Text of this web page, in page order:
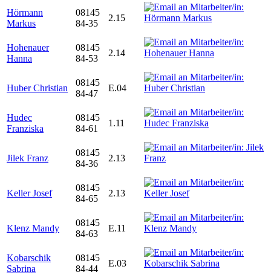
Hörmann
Markus
08145
84-35
2.15
Hohenauer
Hanna
08145
84-53
2.14
Huber Christian
08145
84-47
E.04
Hudec
Franziska
08145
84-61
1.11
Jilek Franz
08145
84-36
2.13
Keller Josef
08145
84-65
2.13
Klenz Mandy
08145
84-63
E.11
Kobarschik
Sabrina
08145
84-44
E.03